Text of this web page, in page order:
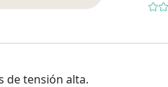
de tensión alta.